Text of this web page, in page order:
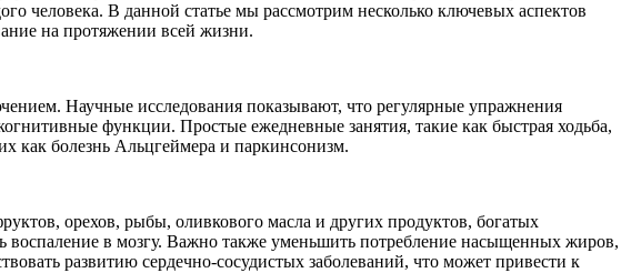
человека. В данной статье мы рассмотрим несколько ключевых аспектов
на протяжении всей жизни.
Научные исследования показывают, что регулярные упражнения
функции. Простые ежедневные занятия, такие как быстрая ходьба,
как болезнь Альцгеймера и паркинсонизм.
орехов, рыбы, оливкового масла и других продуктов, богатых
в мозгу. Важно также уменьшить потребление насыщенных жиров,
развитию сердечно-сосудистых заболеваний, что может привести к